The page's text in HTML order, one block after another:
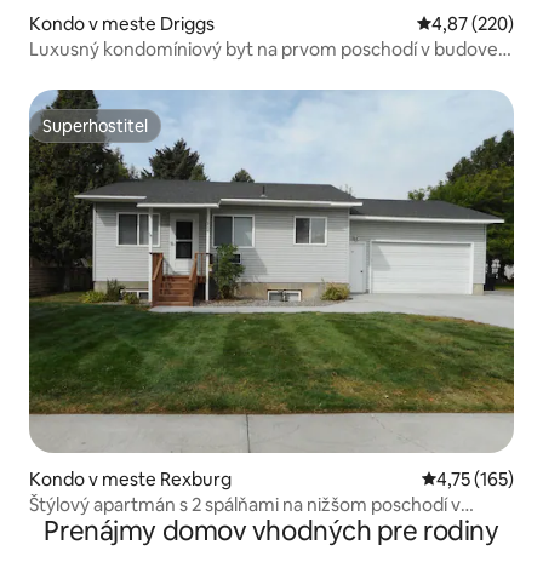
Kondo v meste Driggs Priemerné
4,87 (220)
Luxusný kondomíniový byt na prvom poschodí v budove
Superhostiteľ
Superhostiteľ
Kondo v meste Rexburg Priemerné
4,75 (165)
Štýlový apartmán s 2 spálňami na nižšom poschodí v
blízkosti BYUI, Wi-Fi, parkovanie
Prenájmy domov vhodných pre rodiny